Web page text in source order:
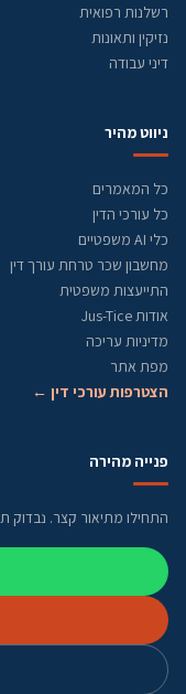
רשלנות רפואית
נזיקין ותאונות
דיני עבודה
ניווט מהיר
כל המאמרים
כל עורכי הדין
כלי AI משפטיים
מחשבון שכר טרחת עורך דין
התייעצות משפטית
אודות Jus-Tice
מדיניות עריכה
מפת אתר
הצטרפות עורכי דין ←
פנייה מהירה
התחילו מתיאור קצר. נבדוק